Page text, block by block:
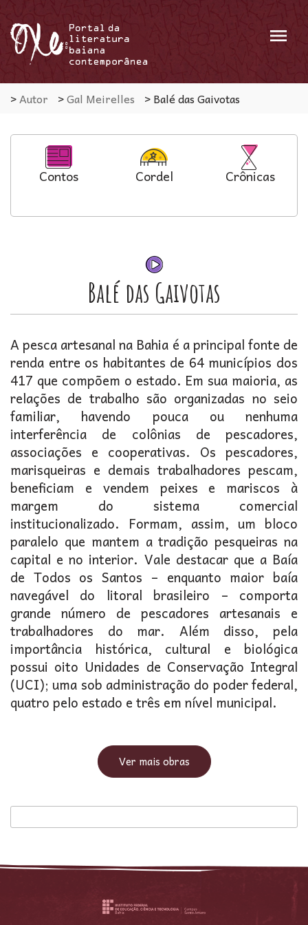
Menu
>Autor >Gal Meirelles >Balé das Gaivotas
Contos Cordel Crônicas
Balé das Gaivotas
A pesca artesanal na Bahia é a principal fonte de
renda entre os habitantes de 64 municípios dos
417 que compõem o estado. Em sua maioria, as
relações de trabalho são organizadas no seio
familiar, havendo pouca ou nenhuma
interferência de colônias de pescadores,
associações e cooperativas. Os pescadores,
marisqueiras e demais trabalhadores pescam,
beneficiam e vendem peixes e mariscos à
margem do sistema comercial
institucionalizado. Formam, assim, um bloco
paralelo que mantem a tradição pesqueiras na
capital e no interior. Vale destacar que a Baía
de Todos os Santos – enquanto maior baía
navegável do litoral brasileiro – comporta
grande número de pescadores artesanais e
trabalhadores do mar. Além disso, pela
importância histórica, cultural e biológica
possui oito Unidades de Conservação Integral
(UCI); uma sob administração do poder federal,
quatro pelo estado e três em nível municipal.
Ver mais obras